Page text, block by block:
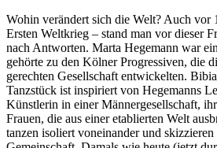
Wohin verändert sich die Welt? Auch vor
Ersten Weltkrieg – stand man vor dieser
nach Antworten. Marta Hegemann war
gehörte zu den Kölner Progressiven, die
gerechten Gesellschaft entwickelten.
Tanzstück ist inspiriert von Hegemanns
Künstlerin in einer Männergesellschaft,
Frauen, die aus einer etablierten Welt
tanzen isoliert voneinander und